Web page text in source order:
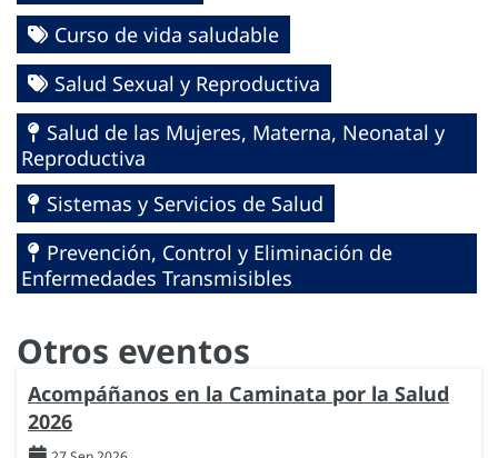
Curso de vida saludable
Salud Sexual y Reproductiva
Salud de las Mujeres, Materna, Neonatal y
Reproductiva
Sistemas y Servicios de Salud
Prevención, Control y Eliminación de
Enfermedades Transmisibles
Otros eventos
Acompáñanos en la Caminata por la Salud
2026